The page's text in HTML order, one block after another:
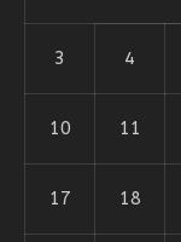
3 4
10 11
17 18